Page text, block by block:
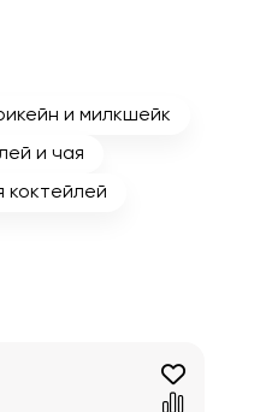
и милкшейк
и чая
коктейлей